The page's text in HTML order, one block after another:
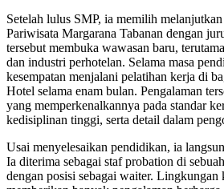
Setelah lulus SMP, ia memilih
Pariwisata Margarana Tabanan dengan
tersebut membuka wawasan baru,
dan industri perhotelan. Selama masa
kesempatan menjalani pelatihan kerja di
Hotel selama enam bulan. Pengalaman
yang memperkenalkannya pada standar
kedisiplinan tinggi, serta detail dalam
Usai menyelesaikan pendidikan, ia
Ia diterima sebagai staf probation di
dengan posisi sebagai waiter. Lingkungan